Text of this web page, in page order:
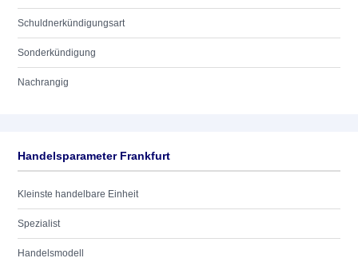
Schuldnerkündigungsart
Sonderkündigung
Nachrangig
Handelsparameter Frankfurt
Kleinste handelbare Einheit
Spezialist
Handelsmodell